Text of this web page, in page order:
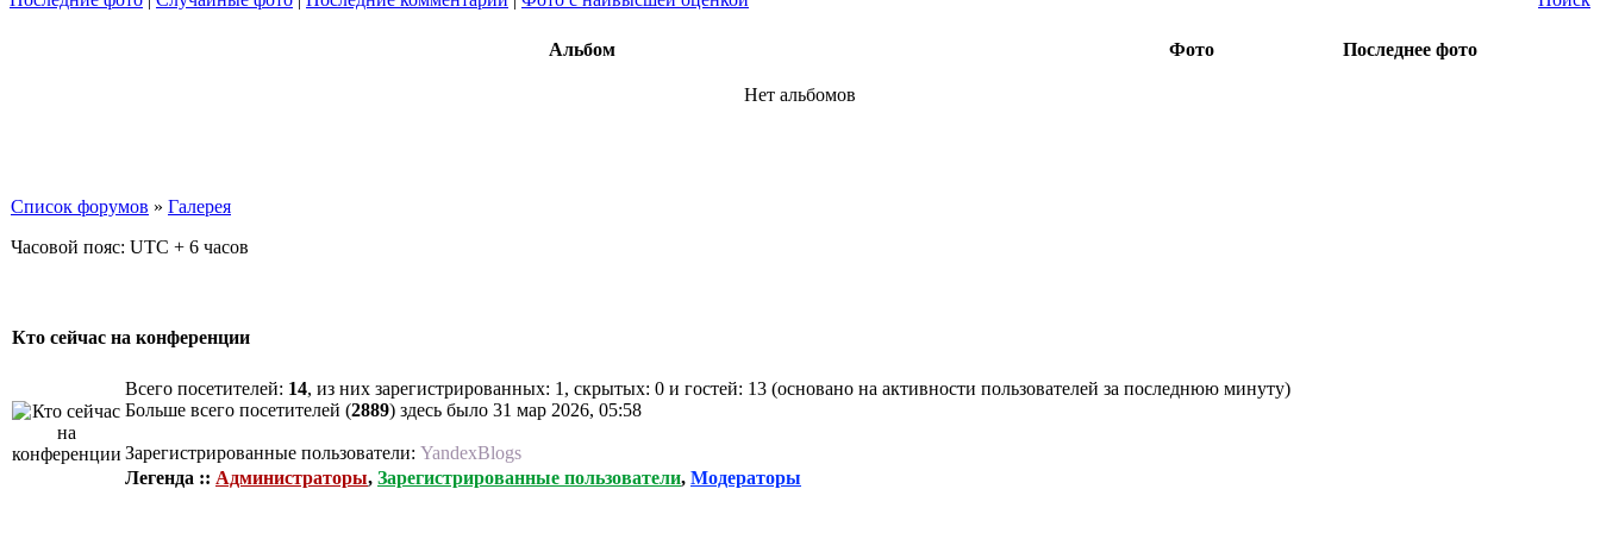
Альбом Фото Последнее фото
Нет альбомов
Список форумов » Галерея
Часовой пояс: UTC + 6 часов
Кто сейчас на конференции
Всего посетителей: 14, из них зарегистрированных: 1, скрытых: 0 и гостей: 13 (основано на активности пользователей за последнюю минуту)
Больше всего посетителей (2889) здесь было 31 мар 2026, 05:58
Зарегистрированные пользователи: YandexBlogs
Легенда :: Администраторы, Зарегистрированные пользователи, Модераторы